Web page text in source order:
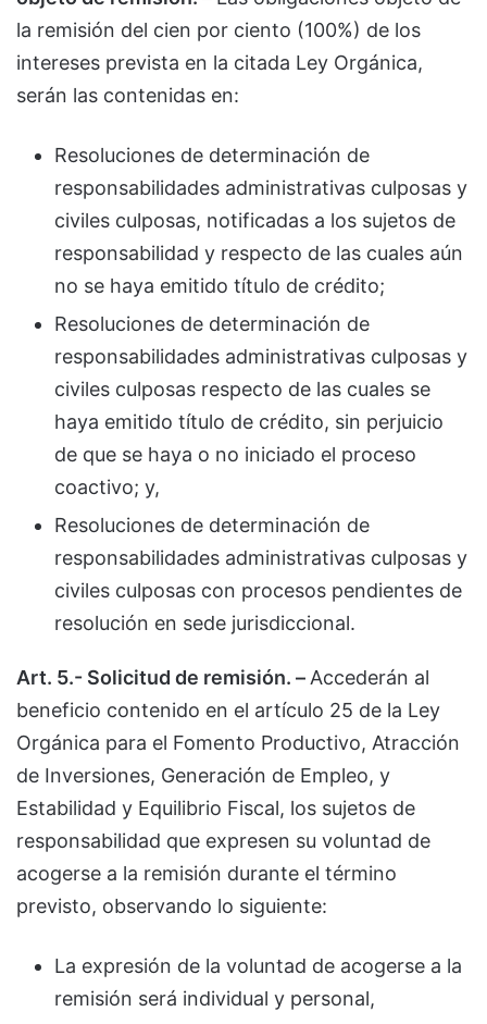
la remisión del cien por ciento (100%) de los
intereses prevista en la citada Ley Orgánica,
serán las contenidas en:
Resoluciones de determinación de
responsabilidades administrativas culposas y
civiles culposas, notificadas a los sujetos de
responsabilidad y respecto de las cuales aún
no se haya emitido título de crédito;
Resoluciones de determinación de
responsabilidades administrativas culposas y
civiles culposas respecto de las cuales se
haya emitido título de crédito, sin perjuicio
de que se haya o no iniciado el proceso
coactivo; y,
Resoluciones de determinación de
responsabilidades administrativas culposas y
civiles culposas con procesos pendientes de
resolución en sede jurisdiccional.
Art. 5.- Solicitud de remisión. – Accederán al
beneficio contenido en el artículo 25 de la Ley
Orgánica para el Fomento Productivo, Atracción
de Inversiones, Generación de Empleo, y
Estabilidad y Equilibrio Fiscal, los sujetos de
responsabilidad que expresen su voluntad de
acogerse a la remisión durante el término
previsto, observando lo siguiente:
La expresión de la voluntad de acogerse a la
remisión será individual y personal,